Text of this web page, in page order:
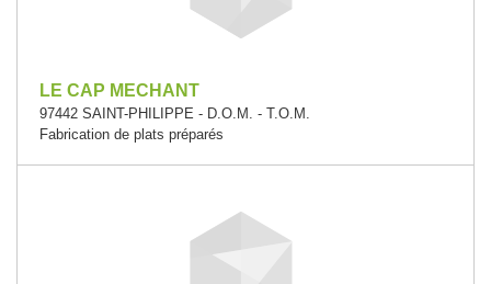
LE CAP MECHANT
97442 SAINT-PHILIPPE - D.O.M. - T.O.M.
Fabrication de plats préparés